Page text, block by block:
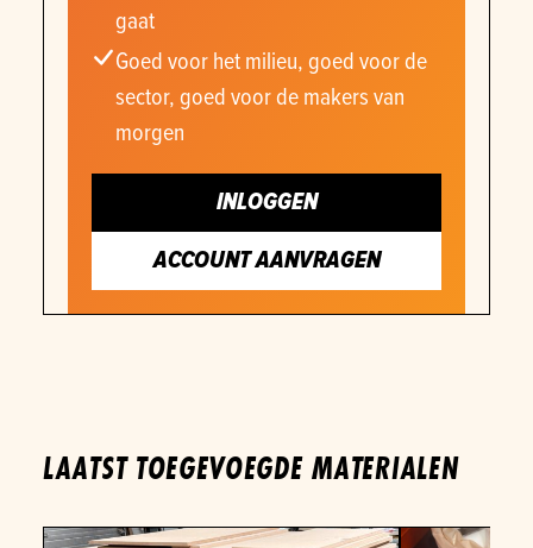
gaat
Goed voor het milieu, goed voor de
sector, goed voor de makers van
morgen
INLOGGEN
ACCOUNT AANVRAGEN
LAATST TOEGEVOEGDE MATERIALEN